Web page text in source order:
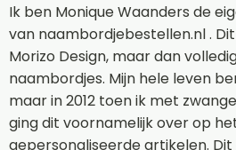
Ik ben Monique Waanders de
van naambordjebestellen.nl .
Morizo Design, maar dan
naambordjes. Mijn hele leven
maar in 2012 toen ik met
ging dit voornamelijk over op
gepersonaliseerde artikelen.